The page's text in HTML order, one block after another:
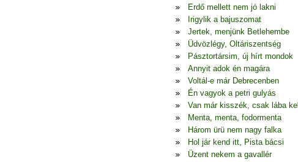
Erdő mellett nem jó lakni
Irigylik a bajuszomat
Jertek, menjünk Betlehembe
Üdvözlégy, Oltáriszentség
Pásztortársim, új hírt mondok
Annyit adok én magára
Voltál-e már Debrecenben
Én vagyok a petri gulyás
Van már kisszék, csak lába kell
Menta, menta, fodormenta
Három ürü nem nagy falka
Hol jár kend itt, Pista bácsi
Üzent nekem a gavallér